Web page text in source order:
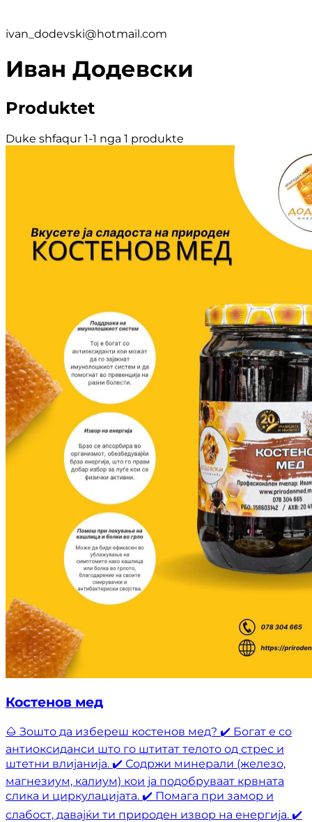
ivan_dodevski@hotmail.com
Иван Додевски
Produktet
Duke shfaqur 1-1 nga 1 produkte
Костенов мед
🌰 Зошто да избереш костенов мед? ✔️ Богат е со
антиоксиданси што го штитат телото од стрес и
штетни влијанија. ✔️ Содржи минерали (железо,
магнезиум, калиум) кои ја подобруваат крвната
слика и циркулацијата. ✔️ Помага при замор и
слабост, давајќи ти природен извор на енергија. ✔️